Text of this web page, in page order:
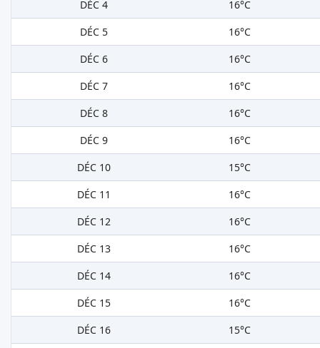
DÉC 4
16°C
DÉC 5
16°C
DÉC 6
16°C
DÉC 7
16°C
DÉC 8
16°C
DÉC 9
16°C
DÉC 10
15°C
DÉC 11
16°C
DÉC 12
16°C
DÉC 13
16°C
DÉC 14
16°C
DÉC 15
16°C
DÉC 16
15°C